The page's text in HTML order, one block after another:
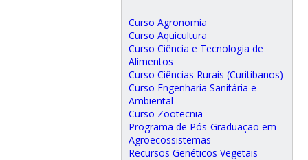
Curso Agronomia
Curso Aquicultura
Curso Ciência e Tecnologia de
Alimentos
Curso Ciências Rurais (Curitibanos)
Curso Engenharia Sanitária e
Ambiental
Curso Zootecnia
Programa de Pós-Graduação em
Agroecossistemas
Recursos Genéticos Vegetais